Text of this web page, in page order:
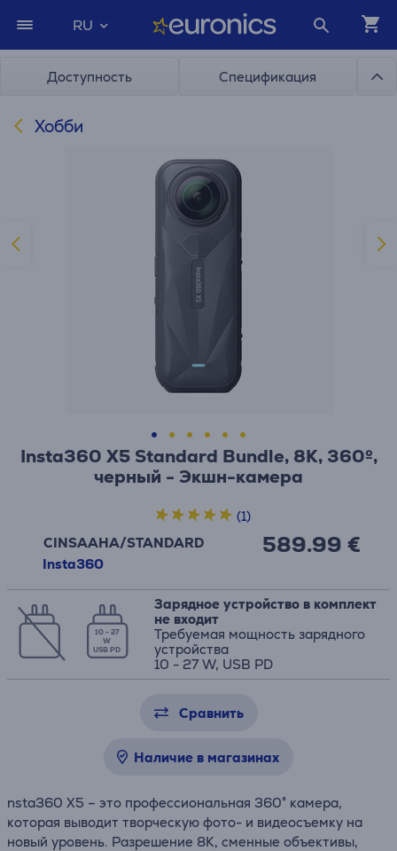
RU
Доступность Спецификация
Хобби
Insta360 X5 Standard Bundle, 8K, 360º,
черный - Экшн-камера
CINSAAHA/STANDARD
Insta360
589.99 €
(1)
10 - 27
W
USB PD
Зарядное устройство в комплект
не входит
Требуемая мощность зарядного
устройства
10 - 27 W, USB PD
Сравнить
Наличие в магазинах
nsta360 X5 – это профессиональная 360° камера,
которая выводит творческую фото- и видеосъемку на
новый уровень. Разрешение 8K, сменные объективы,